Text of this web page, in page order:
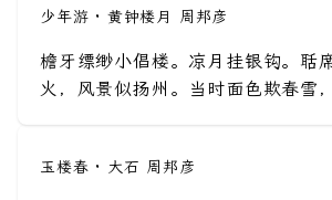
少年游 · 黄钟楼月 周邦彦
檐牙缥缈小倡楼。凉月挂银钩。聒
火，风景似扬州。当时面色欺春雪
玉楼春 · 大石 周邦彦